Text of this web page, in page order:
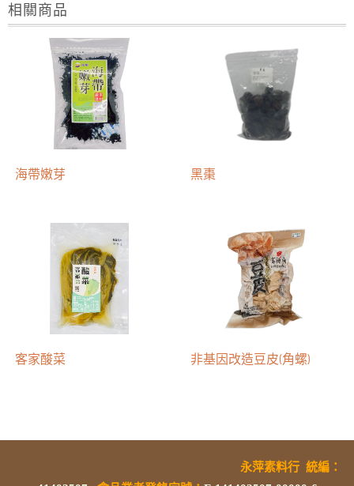
相關商品
海帶嫩芽 黑棗
客家酸菜 非基因改造豆皮(角螺)
永萍素料行 統編 ：